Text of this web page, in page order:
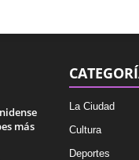
más
La Ciudad
Cultura
Deportes